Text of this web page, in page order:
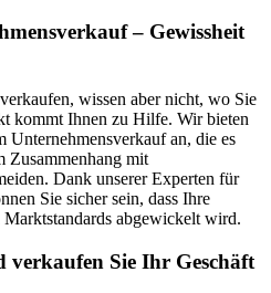
– Gewissheit
wissen aber nicht, wo Sie
kommt Ihnen zu Hilfe. Wir bieten
Unternehmensverkauf an, die es
Zusammenhang mit
Dank unserer Experten für
Sie sicher sein, dass Ihre
abgewickelt wird.
verkaufen Sie Ihr Geschäft